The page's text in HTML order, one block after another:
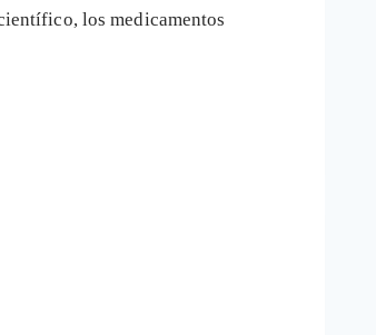
los medicamentos